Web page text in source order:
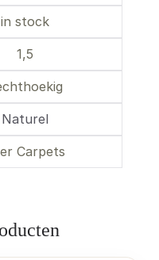
in stock
1,5
Naturel
Carpets